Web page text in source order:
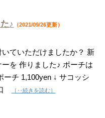
♪ （2021/09/26更新）
ていただけましたか？ 新
を 作りました♪ ポーチは
チ 1,100yen ↓ サコッシ
［‥続きを読む］